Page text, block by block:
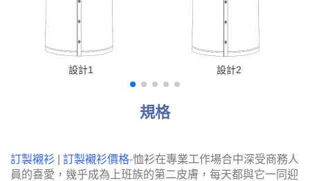
設計1 設計2
規格
訂製襯衫 訂製襯衫價格-恤衫在專業工作場合中深受商務人
員的喜愛，幾乎成為上班族的第二皮膚，每天都與它一同迎